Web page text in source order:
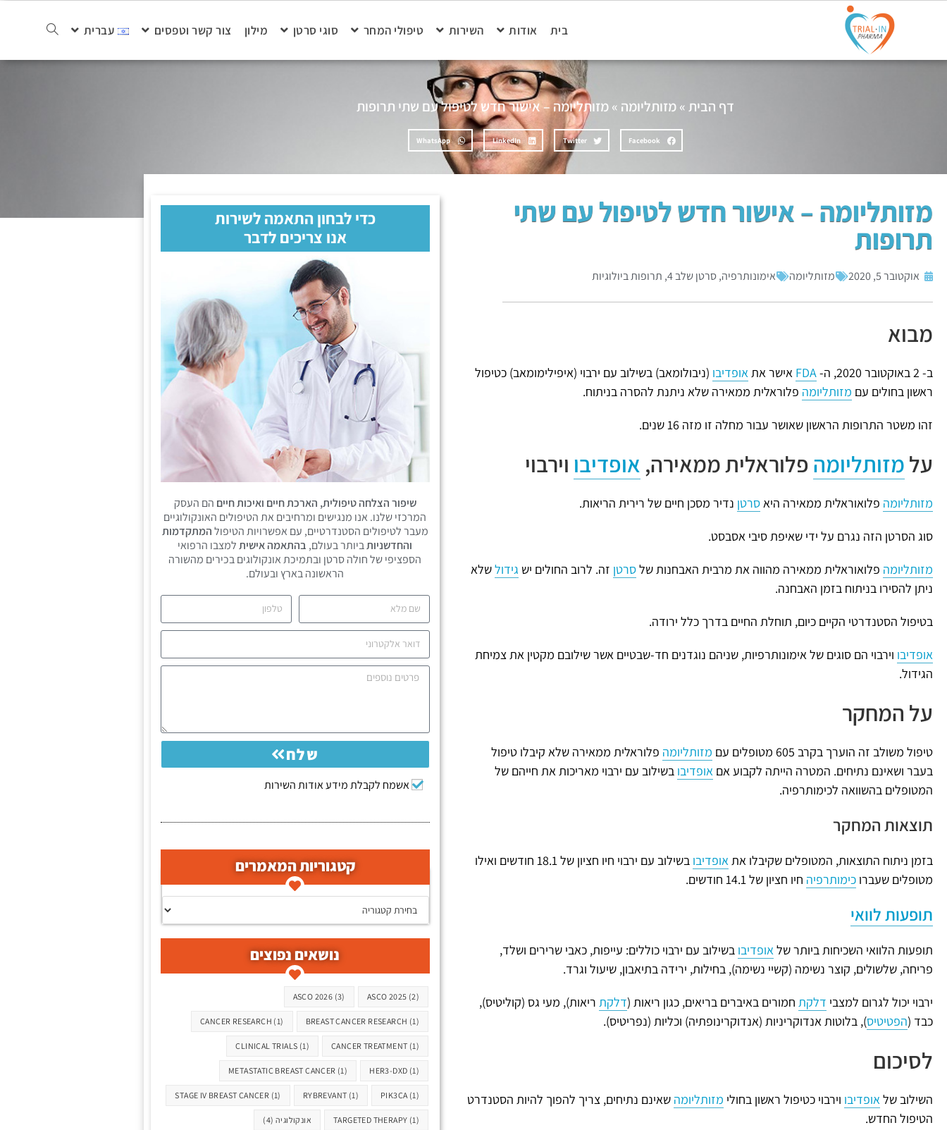
בית אודות השירות טיפולי המחר סוגי סרטן מילון צור קשר וטפסים עברית
דף הבית»מזותליומה »מזותליומה – אישור חדש לטיפול עם שתי תרופות
Facebook
Twitter
LinkedIn
WhatsApp
מזותליומה – אישור חדש לטיפול עם שתי
תרופות
אוקטובר 5, 2020 מזותליומה אימונותרפיה,סרטן שלב 4 , תרופות ביולוגיות
מבוא
ב- 2 באוקטובר 2020, ה- FDA אישר אתאופדיבו (ניבולומאב) בשילוב עם ירבוי (איפילימומאב) כטיפול
ראשון בחולים עם מזותליומה פלוראלית ממאירה שלא ניתנת להסרה בניתוח.
זהו משטר התרופות הראשון שאושר עבור מחלה זו מזה 16 שנים.
עלמזותליומה פלוראלית ממאירה, אופדיבו וירבוי
מזותליומה פלואוראלית ממאירה היאסרטן נדיר מסכן חיים של רירית הריאות.
סוג הסרטן הזה נגרם על ידי שאיפת סיבי אסבסט.
מזותליומה פלואוראלית ממאירה מהווה את מרבית האבחנות שלסרטן זה. לרוב החולים יש גידולשלא
ניתן להסירו בניתוח בזמן האבחנה.
בטיפול הסטנדרטי הקיים כיום, תוחלת החיים בדרך כלל ירודה.
אופדיבו וירבוי הם סוגים של אימונותרפיות, שניהם נוגדנים חד-שבטיים אשר שילובם מקטין את צמיחת
הגידול.
על המחקר
טיפול משולב זה הוערך בקרב 605 מטופלים עם מזותליומה פלוראלית ממאירה שלא קיבלו טיפול
בעבר ושאינם נתיחים. המטרה הייתה לקבוע אם אופדיבו בשילוב עם ירבוי מאריכות את חייהם של
המטופלים בהשוואה לכימותרפיה.
תוצאות המחקר
בזמן ניתוח התוצאות, המטופלים שקיבלו אתאופדיבו
בשילוב עם ירבוי חיו חציון של 18.1 חודשים ואילו
מטופלים שעברו כימותרפיה חיו חציון של 14.1 חודשים.
תופעות לוואי
תופעות הלוואי השכיחות ביותר שלאופדיבו בשילוב עם ירבוי כוללים: עייפות, כאבי שרירים ושלד,
פריחה, שלשולים, קוצר נשימה (קשיי נשימה), בחילות, ירידה בתיאבון, שיעול וגרד.
ירבוי יכול לגרום למצבי דלקת חמורים באיברים בריאים, כגון ריאות (דלקת ריאות), מעי גס (קוליטיס),
כבד (הפטיטיס), בלוטות אנדוקריניות (אנדוקרינופתיה) וכליות (נפריטיס).
לסיכום
השילוב שלאופדיבו וירבוי כטיפול ראשון בחולי מזותליומה שאינם נתיחים, צריך להפוך להיות הסטנדרט
הטיפול החדש.
כדי לבחון התאמה לשירות
אנו צריכים לדבר
שיפור הצלחה טיפולית, הארכת חיים ואיכות חיים הם העסק
המרכזי שלנו. אנו מנגישים ומרחיבים את הטיפולים האונקולוגיים
מעבר לטיפולים הסטנדרטיים, עם אפשרויות הטיפולהמתקדמות
והחדשניותביותר בעולם, בהתאמה אישיתלמצבו הרפואי
הספציפי של חולה סרטן ובתמיכת אונקולוגים בכירים מהשורה
הראשונה בארץ ובעולם.
אשמח לקבלת מידע אודות השירות
שלח
קטגוריות המאמרים
נושאים נפוצים
ASCO 2025 (2)
ASCO 2026 (3)
BREAST CANCER RESEARCH (1)
CANCER RESEARCH (1)
CANCER TREATMENT (1)
CLINICAL TRIALS (1)
HER3-DXD (1)
METASTATIC BREAST CANCER (1)
PIK3CA (1)
RYBREVANT (1)
STAGE IV BREAST CANCER (1)
TARGETED THERAPY (1) אונקולוגיה (4)